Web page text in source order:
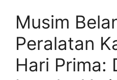
Musim
Peralatan
Hari Prima: